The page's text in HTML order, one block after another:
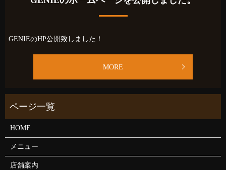
GENIEのHP公開致しました！
MORE
HOME
メニュー
店舗案内